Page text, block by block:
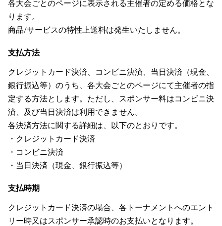
各大会ごとのページに表示される主催者の定める価格とな
ります。
商品/サービスの特性上送料は発生いたしません。
支払方法
クレジットカード決済、コンビニ決済、当日決済（現金、
銀行振込等）のうち、各大会ごとのページにて主催者の指
定する方法とします。ただし、スポンサー料はコンビニ決
済、及び当日決済は利用できません。
各決済方法に関する詳細は、以下のとおりです。
・クレジットカード決済
・コンビニ決済
・当日決済（現金、銀行振込等）
支払時期
クレジットカード決済の場合、各トーナメントへのエント
リー時又はスポンサー承認時のお支払いとなります。